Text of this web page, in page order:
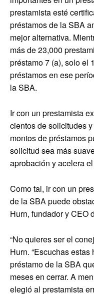
prestamista esté
préstamos de la SBA
mejor alternativa.
más de 23,000
préstamo 7 (a), solo el
préstamos en ese
la SBA.
Ir con un prestamista
cientos de solicitudes
montos de préstamos
solicitud sea más
aprobación y acelera
Como tal, ir con un
de la SBA puede
Hurn, fundador y CEO
“No quieres ser el
Hurn. “Escuchas
préstamo de la SBA
meses en cerrar. A
elegió al prestamista